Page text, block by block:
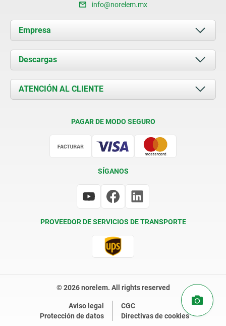
info@norelem.mx
Empresa
Acerca de nosotros
Novedades
Contacto
Descargas
Documents
ATENCIÓN AL CLIENTE
PAGAR DE MODO SEGURO
SÍGANOS
PROVEEDOR DE SERVICIOS DE TRANSPORTE
© 2026 norelem. All rights reserved
Aviso legal
CGC
Protección de datos
Directivas de cookies